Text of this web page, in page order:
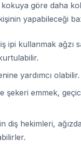
göre daha
yapabileceği
ipi kullanmak ağzı
yardımcı olabilir.
şekeri emmek,
diş hekimleri,